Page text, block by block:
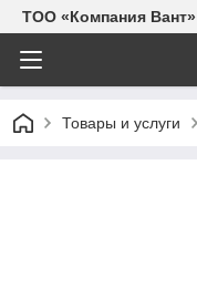
ТОО «Компания Вант»
Товары и услуги